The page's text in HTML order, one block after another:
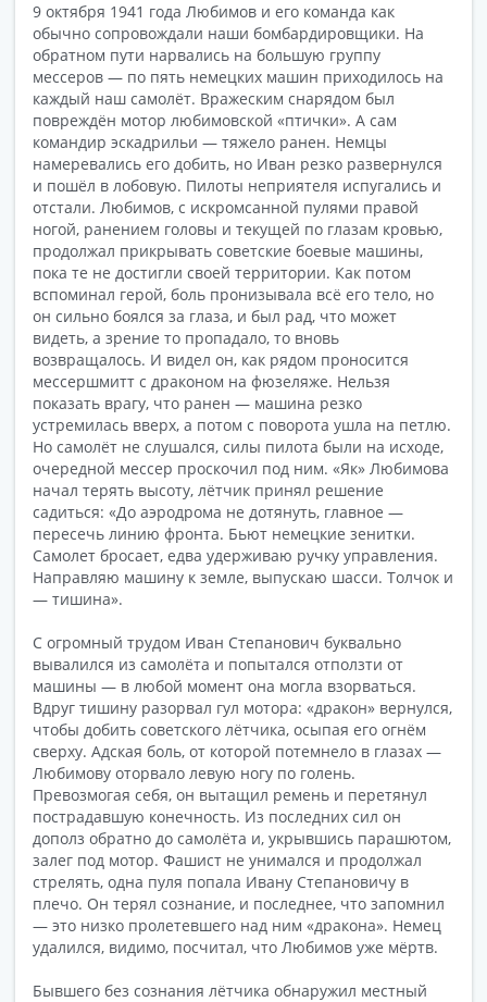
9 октября 1941 года Любимов и его команда как
обычно сопровождали наши бомбардировщики. На
обратном пути нарвались на большую группу
мессеров — по пять немецких машин приходилось на
каждый наш самолёт. Вражеским снарядом был
повреждён мотор любимовской «птички». А сам
командир эскадрильи — тяжело ранен. Немцы
намеревались его добить, но Иван резко развернулся
и пошёл в лобовую. Пилоты неприятеля испугались и
отстали. Любимов, с искромсанной пулями правой
ногой, ранением головы и текущей по глазам кровью,
продолжал прикрывать советские боевые машины,
пока те не достигли своей территории. Как потом
вспоминал герой, боль пронизывала всё его тело, но
он сильно боялся за глаза, и был рад, что может
видеть, а зрение то пропадало, то вновь
возвращалось. И видел он, как рядом проносится
мессершмитт с драконом на фюзеляже. Нельзя
показать врагу, что ранен — машина резко
устремилась вверх, а потом с поворота ушла на петлю.
Но самолёт не слушался, силы пилота были на исходе,
очередной мессер проскочил под ним. «Як» Любимова
начал терять высоту, лётчик принял решение
садиться: «До аэродрома не дотянуть, главное —
пересечь линию фронта. Бьют немецкие зенитки.
Самолет бросает, едва удерживаю ручку управления.
Направляю машину к земле, выпускаю шасси. Толчок и
— тишина».
С огромный трудом Иван Степанович буквально
вывалился из самолёта и попытался отползти от
машины — в любой момент она могла взорваться.
Вдруг тишину разорвал гул мотора: «дракон» вернулся,
чтобы добить советского лётчика, осыпая его огнём
сверху. Адская боль, от которой потемнело в глазах —
Любимову оторвало левую ногу по голень.
Превозмогая себя, он вытащил ремень и перетянул
пострадавшую конечность. Из последних сил он
дополз обратно до самолёта и, укрывшись парашютом,
залег под мотор. Фашист не унимался и продолжал
стрелять, одна пуля попала Ивану Степановичу в
плечо. Он терял сознание, и последнее, что запомнил
— это низко пролетевшего над ним «дракона». Немец
удалился, видимо, посчитал, что Любимов уже мёртв.
Бывшего без сознания лётчика обнаружил местный